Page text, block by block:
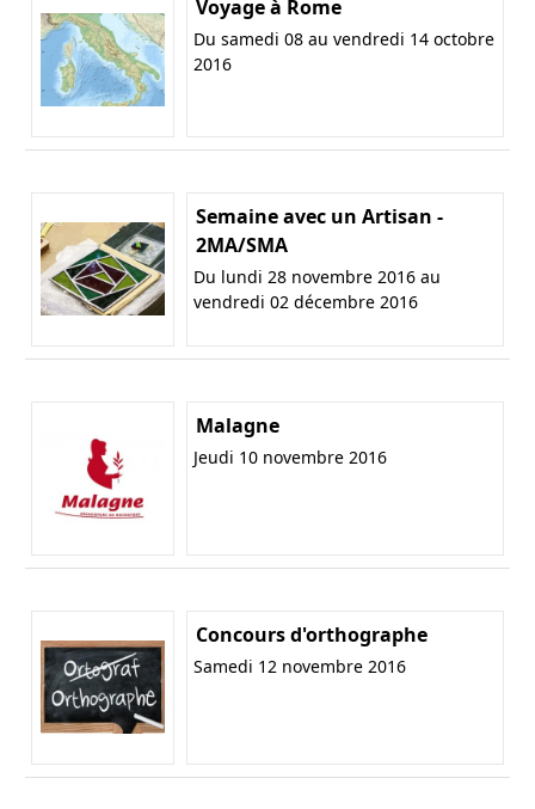
Voyage à Rome
Du samedi 08 au vendredi 14 octobre
2016
Semaine avec un Artisan -
2MA/SMA
Du lundi 28 novembre 2016 au
vendredi 02 décembre 2016
Malagne
Jeudi 10 novembre 2016
Concours d'orthographe
Samedi 12 novembre 2016